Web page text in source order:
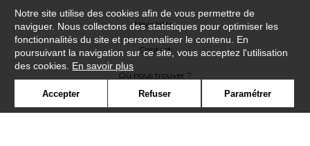
Newsletter
Contact
Où nous trouver ?
Notre site utilise des cookies afin de vous permettre de
naviguer. Nous collectons des statistiques pour optimiser les
fonctionnalités du site et personnaliser le contenu. En
poursuivant la navigation sur ce site, vous acceptez l'utilisation
des cookies. En savoir plus
Accepter Refuser Paramétrer